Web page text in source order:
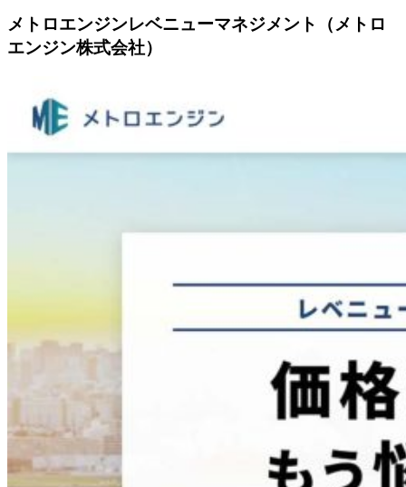
メトロエンジンレベニューマネジメント（メトロ
エンジン株式会社）